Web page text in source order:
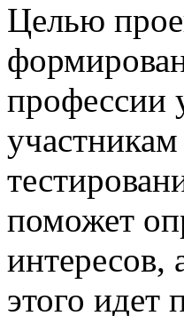
Целью
профессии
поможет
интересов,
этого идет